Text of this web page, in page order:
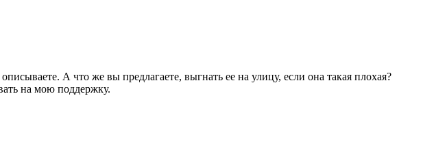
А что же вы предлагаете, выгнать ее на улицу, если она такая плохая?
на мою поддержку.